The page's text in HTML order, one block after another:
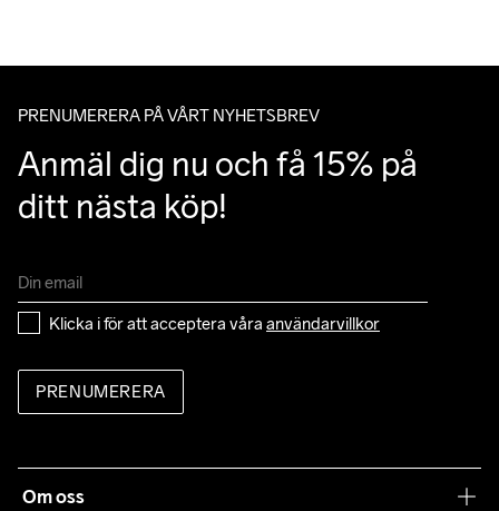
Do Not Bleach
Do Not Dry
Ironing Low
Machine wash
av Postnords app när du får ditt trackingnummer av oss i ditt
PRENUMERERA PÅ VÅRT NYHETSBREV
Anmäl dig nu och få 15% på
ditt nästa köp!
Klicka i för att acceptera våra användarvillkor
PRENUMERERA
Om oss